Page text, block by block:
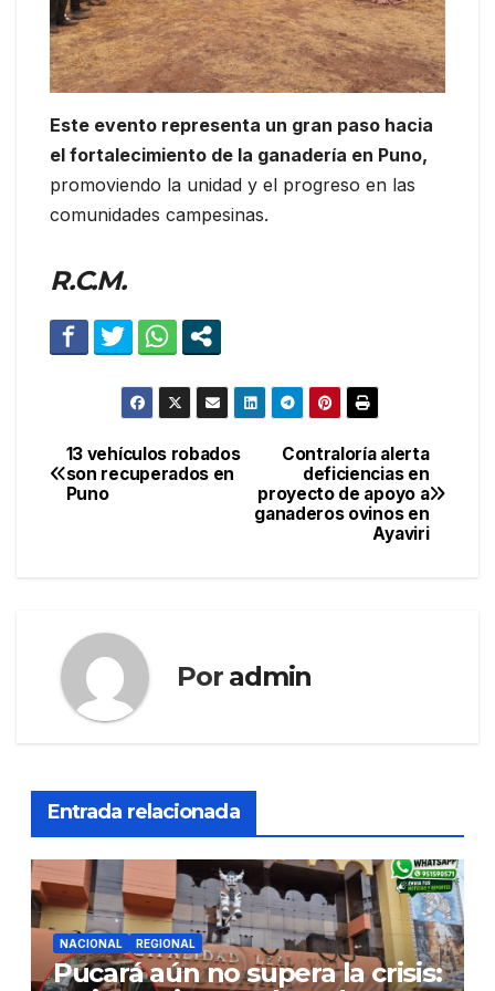
Este evento representa un gran paso hacia
el fortalecimiento de la ganadería en Puno,
promoviendo la unidad y el progreso en las
comunidades campesinas.
R.C.M.
Navegación
de
Contraloría alerta
deficiencias en
proyecto de apoyo a
ganaderos ovinos en
Ayaviri
13 vehículos robados
son recuperados en
Puno
Por admin
Entrada relacionada
NACIONAL REGIONAL
Pucará aún no supera la crisis: